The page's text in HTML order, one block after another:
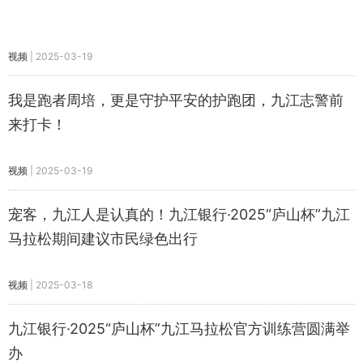
视频 2025-03-19
我是跑者周培，更是守护平安的护跑团，九江志警前
来打卡！
视频 2025-03-19
​宠客，九江人是认真的！九江银行·2025“庐山杯”九江
马拉松期间建议市民绿色出行
视频 2025-03-18
九江银行·2025“庐山杯”九江马拉松官方训练营圆满举
办